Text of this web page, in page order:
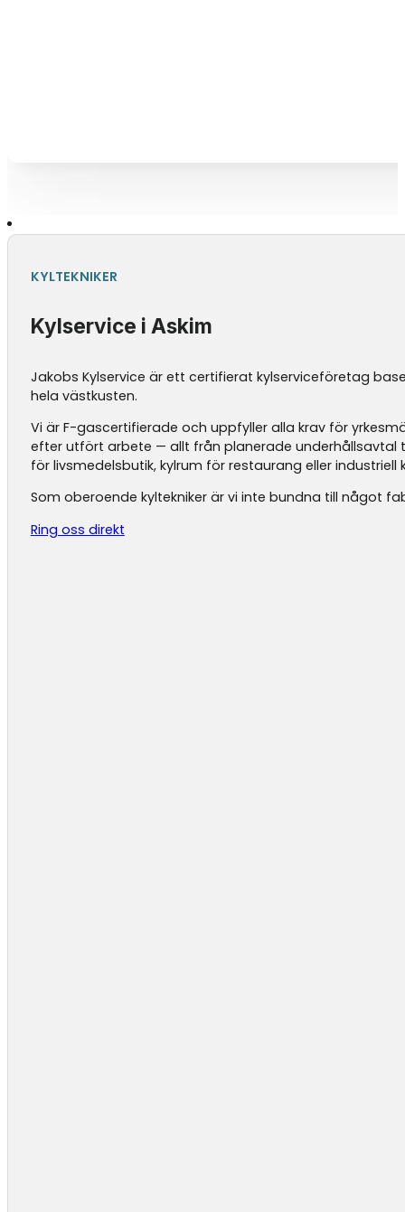
Kylservice i Askim
Jakobs Kylservice är ett certifierat kylserviceföretag
hela västkusten.
Vi är F-gascertifierade och uppfyller alla krav för
efter utfört arbete — allt från planerade underhållsavtal
för livsmedelsbutik, kylrum för restaurang eller industriell
Som oberoende kyltekniker är vi inte bundna till något
KYLTEKNIKER
Ring oss direkt